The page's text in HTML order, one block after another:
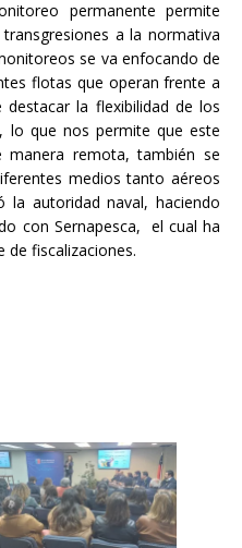
permanente permite
a la normativa
se va enfocando de
flotas que operan frente a
la flexibilidad de los
lo que nos permite que este
remota, también se
medios tanto aéreos
la autoridad naval, haciendo
con Sernapesca, el cual ha
de fiscalizaciones.